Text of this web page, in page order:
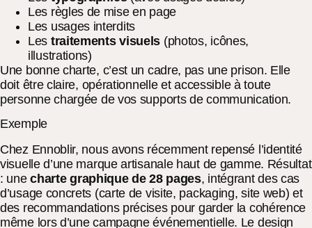
Les règles de mise en page
Les usages interdits
Les traitements visuels (photos, icônes,
illustrations)
Une bonne charte, c’est un cadre, pas une prison. Elle
doit être claire, opérationnelle et accessible à toute
personne chargée de vos supports de communication.
Exemple
Chez Ennoblir, nous avons récemment repensé l’identité
visuelle d’une marque artisanale haut de gamme. Résultat
: unecharte graphique de 28 pages, intégrant des cas
d’usage concrets (carte de visite, packaging, site web) et
des recommandations précises pour garder la cohérence
même lors d’une campagne événementielle. Le design